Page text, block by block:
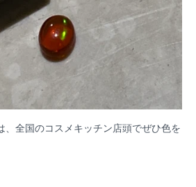
、全国のコスメキッチン店頭でぜひ色を